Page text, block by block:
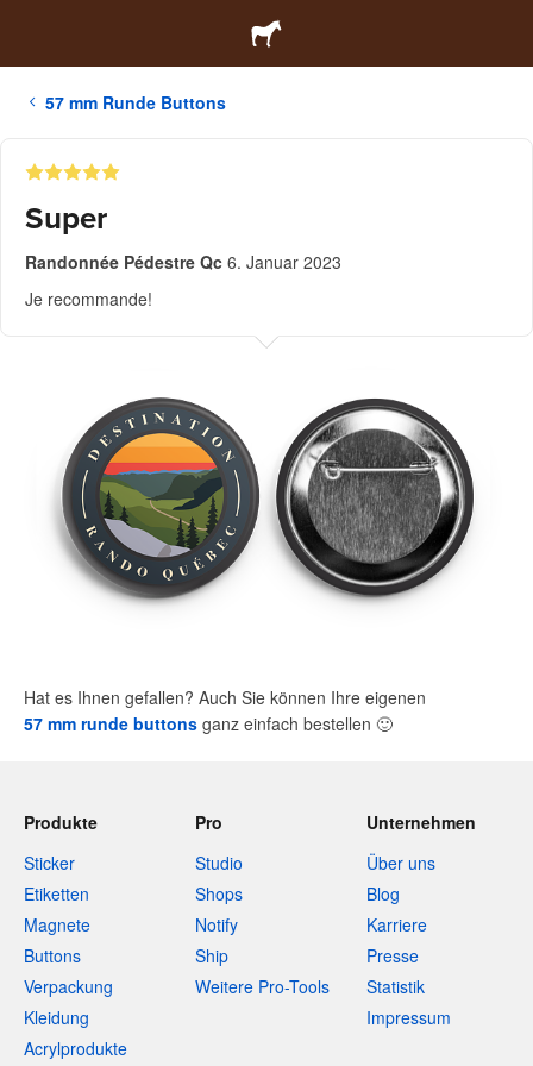
57 mm Runde Buttons
Super
Randonnée Pédestre Qc 6. Januar 2023
Je recommande!
Hat es Ihnen gefallen? Auch Sie können Ihre eigenen
57 mm runde buttons ganz einfach bestellen 🙂
Produkte
Sticker
Etiketten
Magnete
Buttons
Verpackung
Kleidung
Acrylprodukte
Pro
Studio
Shops
Notify
Ship
Weitere Pro-Tools
Unternehmen
Über uns
Blog
Karriere
Presse
Statistik
Impressum